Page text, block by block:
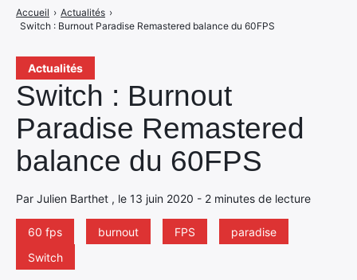
Actualités
Switch : Burnout
Paradise Remastered
balance du 60FPS
Par Julien Barthet , le 13 juin 2020 - 2 minutes de lecture
60 fps burnout FPS
paradise
Switch
Accueil › Actualités ›
Switch : Burnout Paradise Remastered balance du 60FPS